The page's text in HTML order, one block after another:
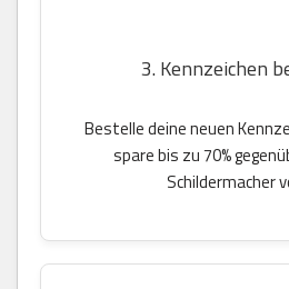
3. Kennzeichen
Bestelle deine neuen
spare bis zu 70%
Schildermacher